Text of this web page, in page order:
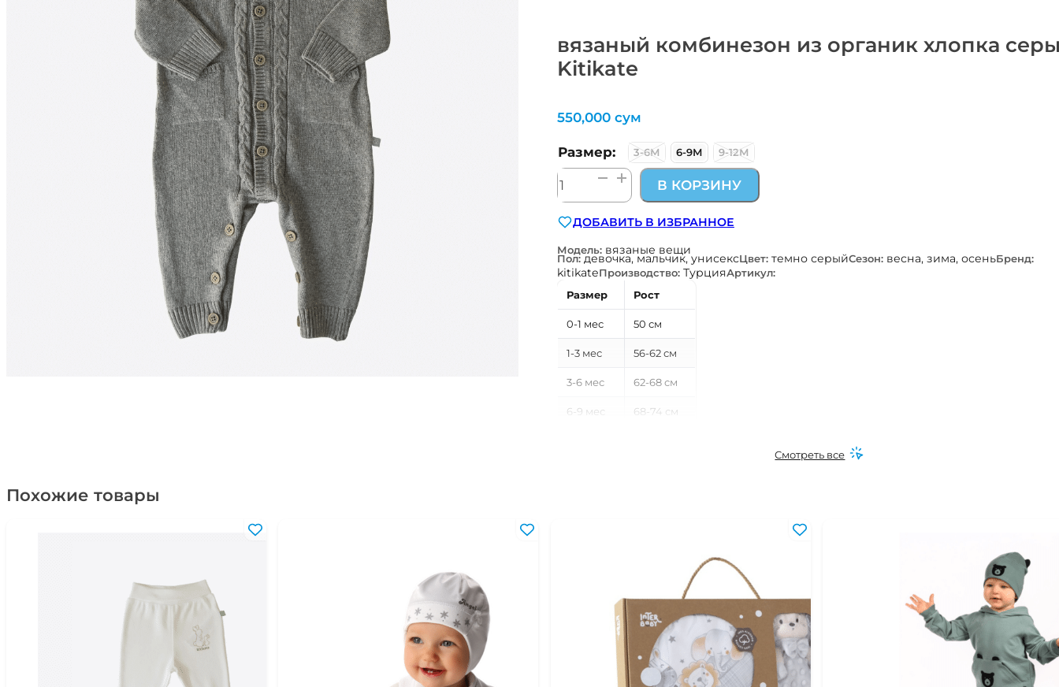
вязаный комбинезон из органик хлопка
Kitikate
550,000 сум
Размер: 3-6М 6-9М 9-12М
Количество
товара
комбинезон
из
органик
хлопка
серый
Kitikate
В КОРЗИНУ
ДОБАВИТЬ В ИЗБРАННОЕ
Модель: вязаные вещи
Пол: девочка, мальчик, унисексЦвет: темно серыйСезон: весна, зима, осеньБренд:
kitikateПроизводство: ТурцияАртикул:
Размер
Рост
0-1 мес 50 см
1-3 мес 56-62 см
3-6 мес 62-68 см
6-9 мес 68-74 см
104-110 см
110-116 см
Смотреть все
Похожие товары